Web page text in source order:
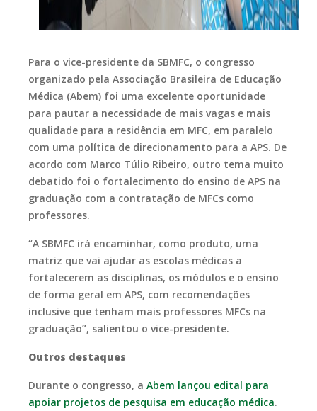
Para o vice-presidente da SBMFC, o congresso
organizado pela Associação Brasileira de Educação
Médica (Abem) foi uma excelente oportunidade
para pautar a necessidade de mais vagas e mais
qualidade para a residência em MFC, em paralelo
com uma política de direcionamento para a APS. De
acordo com Marco Túlio Ribeiro, outro tema muito
debatido foi o fortalecimento do ensino de APS na
graduação com a contratação de MFCs como
professores.
“A SBMFC irá encaminhar, como produto, uma
matriz que vai ajudar as escolas médicas a
fortalecerem as disciplinas, os módulos e o ensino
de forma geral em APS, com recomendações
inclusive que tenham mais professores MFCs na
graduação”, salientou o vice-presidente.
Outros destaques
Durante o congresso, aAbem lançou edital para
apoiar projetos de pesquisa em educação médica.